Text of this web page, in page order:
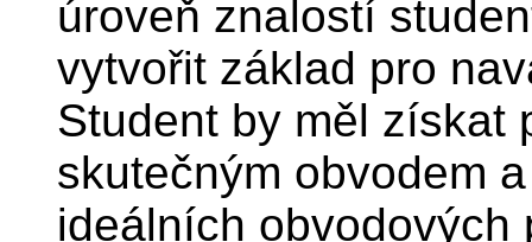
úroveň znalostí
vytvořit základ pro
Student by měl získat
skutečným obvodem
ideálních obvodových